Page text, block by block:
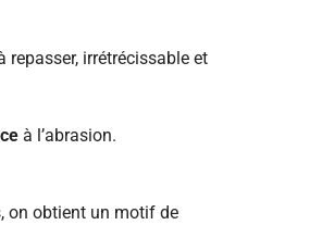
irrétrécissable et
à l’abrasion.
on obtient un motif de